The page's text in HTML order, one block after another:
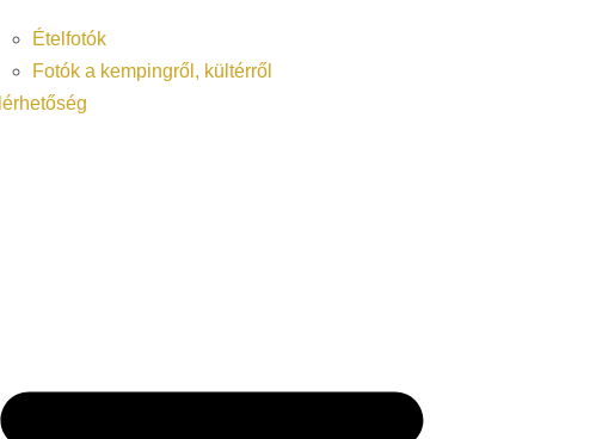
Ételfotók
Fotók a kempingről, kültérről